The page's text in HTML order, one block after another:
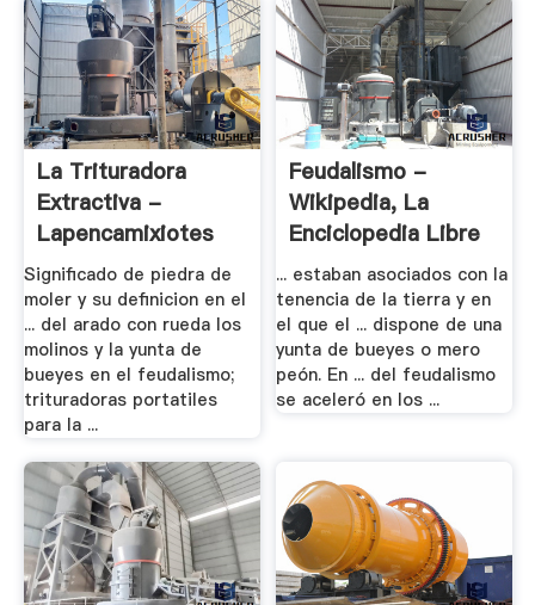
La Trituradora
Extractiva -
Lapencamixiotes
Significado de piedra de
moler y su definicion en el
... del arado con rueda los
molinos y la yunta de
bueyes en el feudalismo;
trituradoras portatiles
para la ...
Feudalismo -
Wikipedia, La
Enciclopedia Libre
... estaban asociados con la
tenencia de la tierra y en
el que el ... dispone de una
yunta de bueyes o mero
peón. En ... del feudalismo
se aceleró en los ...